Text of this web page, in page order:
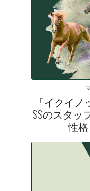
「イクイ
SSのスタッ
性